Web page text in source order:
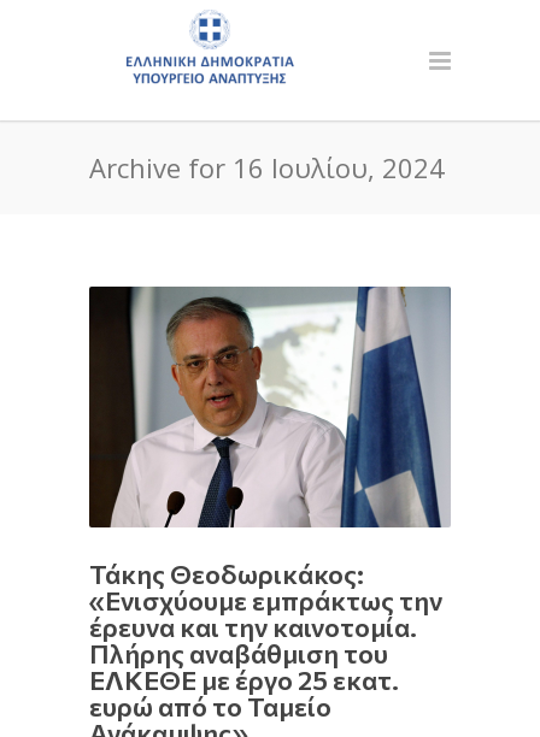
Archive for 16 Ιουλίου, 2024
Τάκης Θεοδωρικάκος:
«Ενισχύουμε εμπράκτως την
έρευνα και την καινοτομία.
Πλήρης αναβάθμιση του
ΕΛΚΕΘΕ με έργο 25 εκατ.
ευρώ από το Ταμείο